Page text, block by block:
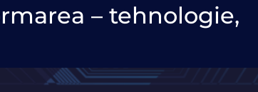
– tehnologie,